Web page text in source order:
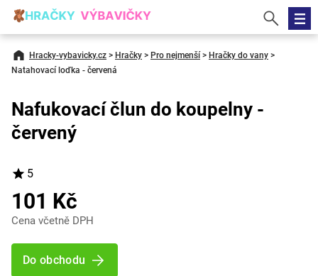
Hracky-vybavicky.cz > Hračky > Pro nejmenší > Hračky do vany >
Natahovací loďka - červená
Nafukovací člun do koupelny -
červený
5
101 Kč
Cena včetně DPH
Do obchodu